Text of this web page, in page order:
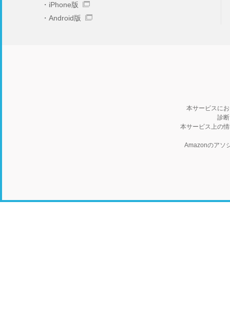
iPhone版
Android版
本サービスに
診
本サービス上の
Amazonのアソ